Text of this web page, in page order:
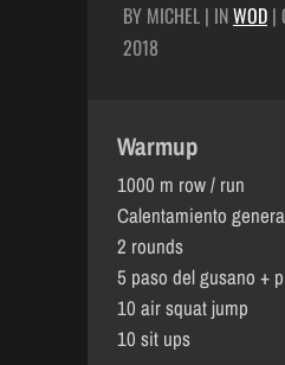
BY MICHEL | INWOD |
2018
Warmup
1000 m row / run
Calentamiento
2 rounds
5 paso del gusano +
10 air squat jump
10 sit ups